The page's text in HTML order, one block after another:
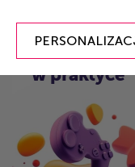
AI dla
w praktyce